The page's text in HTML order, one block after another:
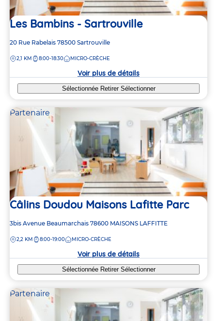
Les Bambins - Sartrouville
Adresse
la
20 Rue Rabelais 78500 Sartrouville
DISTANCE
2,1 KM 8:00-18:30 MICRO-CRÈCHE
Voir plus de détails
Sélectionnée Retirer Sélectionner
Partenaire
Câlins Doudou Maisons Lafitte Parc
Adresse
la
3bis Avenue Beaumarchais 78600 MAISONS LAFFITTE
DISTANCE
2,2 KM 8:00-19:00 MICRO-CRÈCHE
Voir plus de détails
Sélectionnée Retirer Sélectionner
Partenaire 4
4